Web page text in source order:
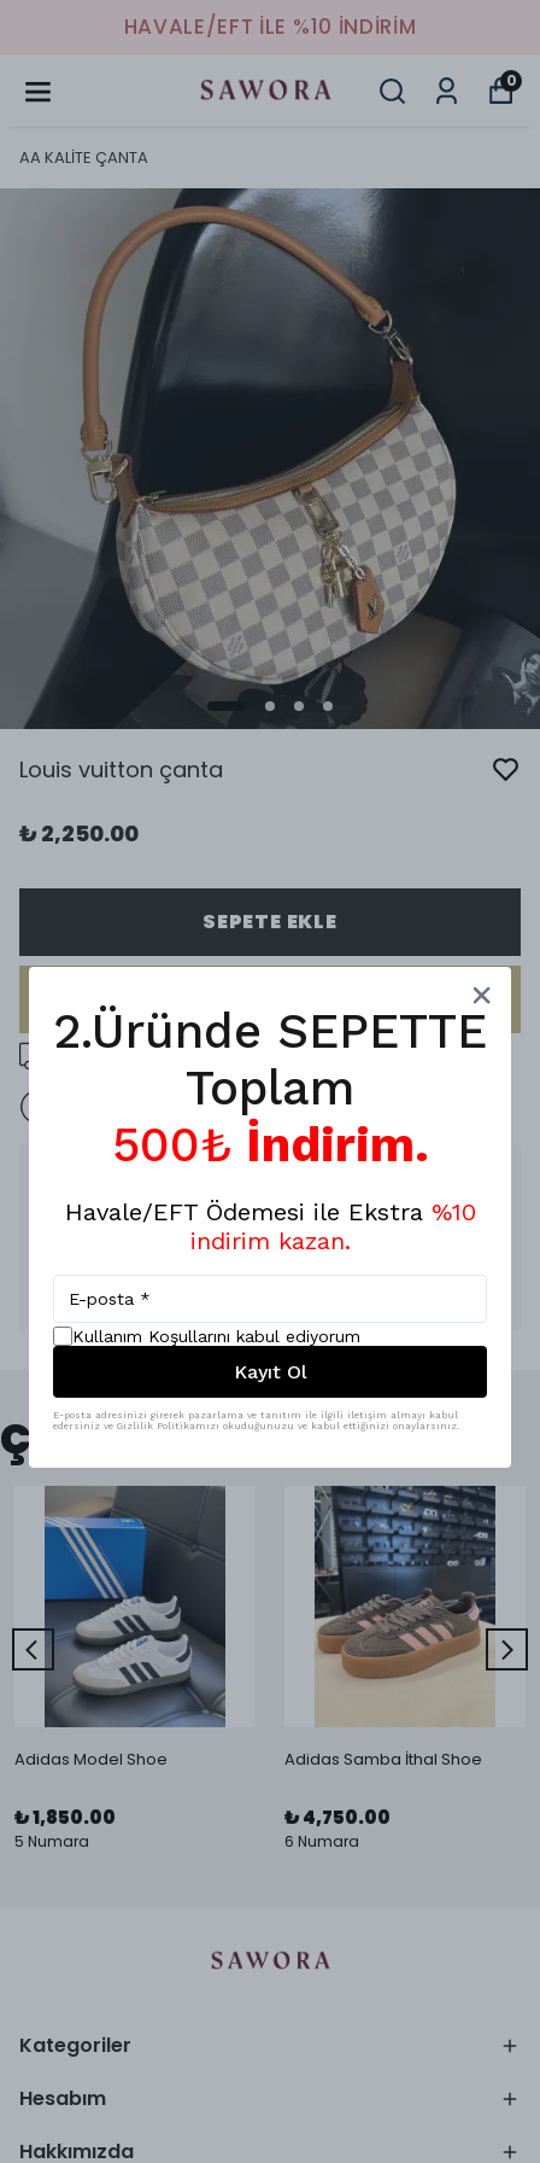
HAVALE/EFT İLE %10 İNDİRİM
0
AA KALİTE ÇANTA
Louis vuitton çanta
₺ 2,250.00
SEPETE EKLE
5000 ₺ üzeri ücretsiz kargo
İade yok 7 Gün değişim mevcuttur.
ÜRÜN ÖLÇÜLERİ
Uzun askısı mevcuttur'
Değişim mevcuttur, iade yoktur'
Çok Satanlar
Adidas Model Shoe
₺ 1,850.00
5 Numara
Adidas Samba İthal Shoe
₺ 4,750.00
6 Numara
Kategoriler
Hesabım
Hakkımızda
2.Üründe SEPETTE
Toplam
500₺ İndirim.
Havale/EFT Ödemesi ile Ekstra %10
indirim kazan.
Kullanım Koşullarını kabul ediyorum
Kayıt Ol
E-posta adresinizi girerek pazarlama ve tanıtım ile ilgili iletişim almayı kabul
edersiniz ve Gizlilik Politikamızı okuduğunuzu ve kabul ettiğinizi onaylarsınız.